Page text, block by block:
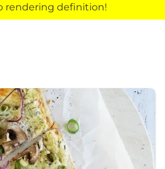
rendering definition!